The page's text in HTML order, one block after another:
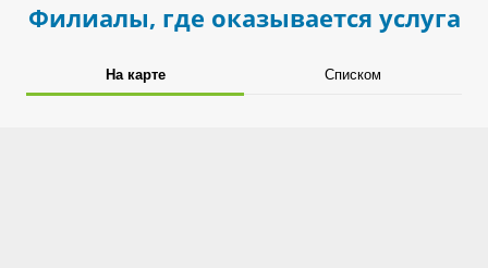
Филиалы, где оказывается услуга
На карте Списком